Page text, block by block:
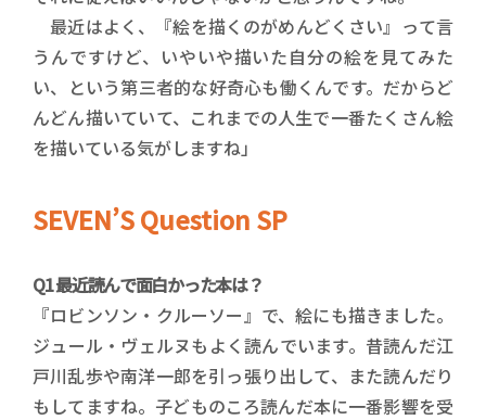
最近はよく、『絵を描くのがめんどくさい』って言
うんですけど、いやいや描いた自分の絵を見てみた
い、という第三者的な好奇心も働くんです。だからど
んどん描いていて、これまでの人生で一番たくさん絵
を描いている気がしますね」
SEVEN’S Question SP
Q1 最近読んで面白かった本は？
『ロビンソン・クルーソー』で、絵にも描きました。
ジュール・ヴェルヌもよく読んでいます。昔読んだ江
戸川乱歩や南洋一郎を引っ張り出して、また読んだり
もしてますね。子どものころ読んだ本に一番影響を受